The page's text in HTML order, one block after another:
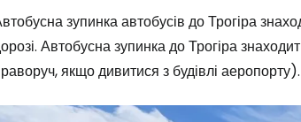
зупинка автобусів до Трогіра
Автобусна зупинка до Трогіра
якщо дивитися з будівлі аеропорту).